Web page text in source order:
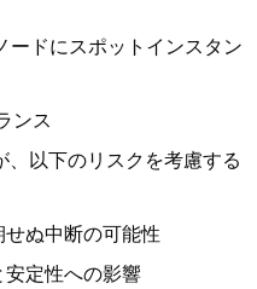
ードにスポットインスタン
ンス
、以下のリスクを考慮する
ぬ中断の可能性
定性への影響